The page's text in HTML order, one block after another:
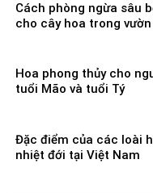
Cách phòng ngừa sâu
cho cây hoa trong vườn
Hoa phong thủy cho
tuổi Mão và tuổi Tý
Đặc điểm của các loài
nhiệt đới tại Việt Nam